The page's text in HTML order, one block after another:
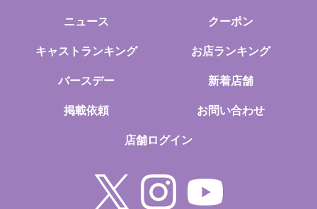
ニュース クーポン
キャストランキング お店ランキング
バースデー 新着店舗
掲載依頼 お問い合わせ
店舗ログイン